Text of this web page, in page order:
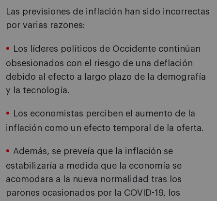
Las previsiones de inflación han sido incorrectas
por varias razones:
Los líderes políticos de Occidente continúan
obsesionados con el riesgo de una deflación
debido al efecto a largo plazo de la demografía
y la tecnología.
Los economistas perciben el aumento de la
inflación como un efecto temporal de la oferta.
Además, se preveía que la inflación se
estabilizaría a medida que la economía se
acomodara a la nueva normalidad tras los
parones ocasionados por la COVID-19, los